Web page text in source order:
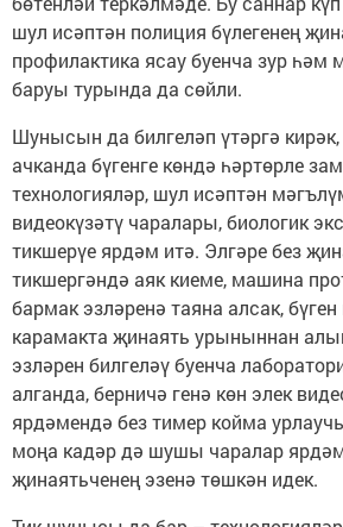
шул исәптән полиция бүлегенең
профилактика ясау буенча зур һәм
баруы турында да сөйли.
Шунысын да билгеләп үтәргә
ачканда бүгенге көндә һәртөрле
технологияләр, шул исәптән
видеокүзәтү чаралары, биологик
тикшерүе ярдәм итә. Элгәре без
тикшергәндә аяк киеме, машина
бармак эзләренә таяна алсак, бүген
карамакта җинаять урыныннан
эзләрен билгеләү буенча
алганда, берничә генә көн элек
ярдәмендә без тимер койма
моңа кадәр дә шушы чаралар
җинаятьченең эзенә төшкән идек.